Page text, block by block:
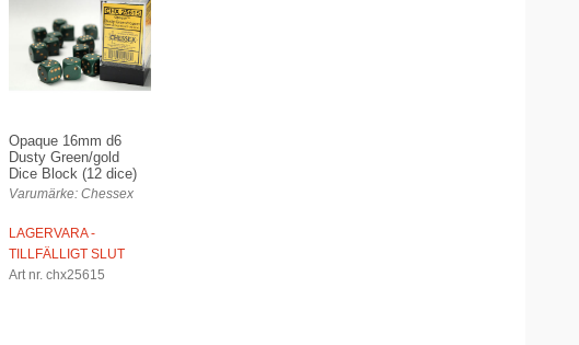
Opaque 16mm d6
Dusty Green/gold
Dice Block (12 dice)
Varumärke: Chessex
LAGERVARA -
TILLFÄLLIGT SLUT
Art nr. chx25615